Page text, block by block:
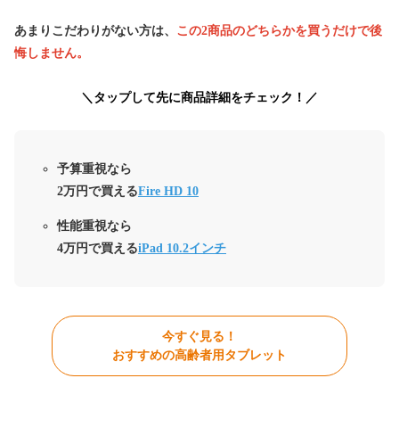
あまりこだわりがない方は、 この2商品のどちらかを買うだけで後
悔しません。
＼タップして先に商品詳細をチェック！／
予算重視なら
2万円で買えるFire HD 10
性能重視なら
4万円で買えるiPad 10.2インチ
今すぐ見る！
おすすめの高齢者用タブレット